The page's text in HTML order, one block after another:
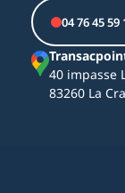
04 76 45 59
40 impasse
83260 La